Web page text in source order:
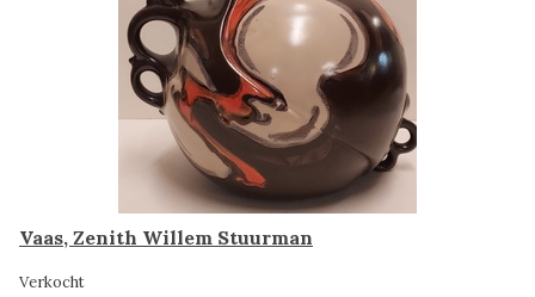
Vaas, Zenith Willem Stuurman
Verkocht